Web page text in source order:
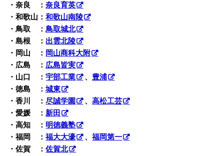
・奈良 ：奈良育英
・和歌山：和歌山南陵
・鳥取 ：鳥取城北
・島根 ： 出雲北陵
・岡山 ： 岡山商科大附
・広島 ： 広島皆実
・山口 ：宇部工業 、 豊浦
・徳島 ：城東
・香川 ：尽誠学園 、高松工芸
・愛媛 ： 新田
・高知 ： 明徳義塾
・福岡 ：福大大濠 、福岡第一
・佐賀 ：佐賀北